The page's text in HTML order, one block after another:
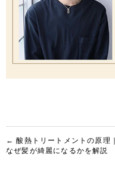
投
← 酸熱トリートメントの原理｜
なぜ髪が綺麗になるかを解説